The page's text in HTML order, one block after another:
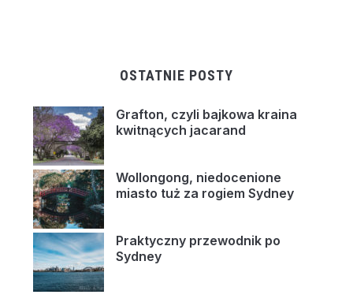
OSTATNIE POSTY
Grafton, czyli bajkowa kraina
kwitnących jacarand
Wollongong, niedocenione
miasto tuż za rogiem Sydney
Praktyczny przewodnik po
Sydney